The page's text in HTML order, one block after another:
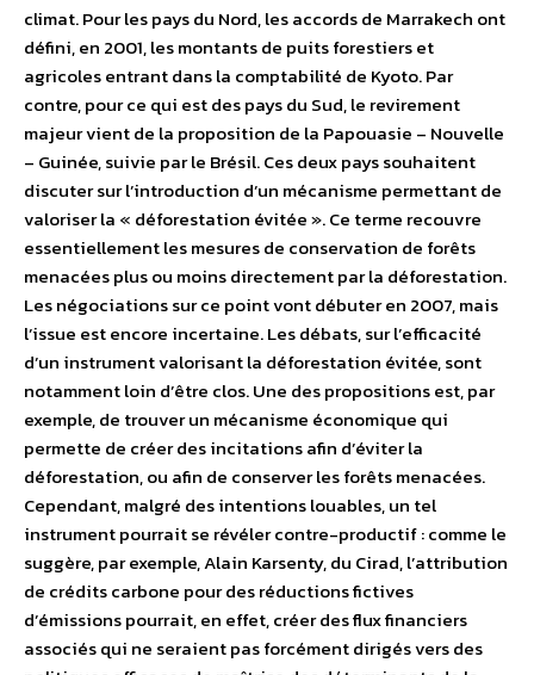
climat. Pour les pays du Nord, les accords de Marrakech ont
défini, en 2001, les montants de puits forestiers et
agricoles entrant dans la comptabilité de Kyoto. Par
contre, pour ce qui est des pays du Sud, le revirement
majeur vient de la proposition de la Papouasie – Nouvelle
– Guinée, suivie par le Brésil. Ces deux pays souhaitent
discuter sur l’introduction d’un mécanisme permettant de
valoriser la « déforestation évitée ». Ce terme recouvre
essentiellement les mesures de conservation de forêts
menacées plus ou moins directement par la déforestation.
Les négociations sur ce point vont débuter en 2007, mais
l’issue est encore incertaine. Les débats, sur l’efficacité
d’un instrument valorisant la déforestation évitée, sont
notamment loin d’être clos. Une des propositions est, par
exemple, de trouver un mécanisme économique qui
permette de créer des incitations afin d’éviter la
déforestation, ou afin de conserver les forêts menacées.
Cependant, malgré des intentions louables, un tel
instrument pourrait se révéler contre-productif : comme le
suggère, par exemple, Alain Karsenty, du Cirad, l’attribution
de crédits carbone pour des réductions fictives
d’émissions pourrait, en effet, créer des flux financiers
associés qui ne seraient pas forcément dirigés vers des